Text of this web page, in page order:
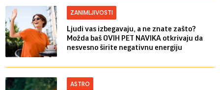
ZANIMLJIVOSTI
Ljudi vas izbegavaju, a ne znate zašto?
Možda baš OVIH PET NAVIKA otkrivaju da
nesvesno širite negativnu energiju
ASTRO